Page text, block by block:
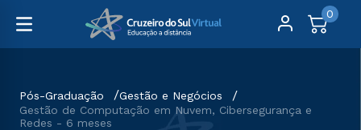
0
Pós-Graduação
Gestão e Negócios
Gestão de Computação em Nuvem, Cibersegurança e
Redes - 6 meses